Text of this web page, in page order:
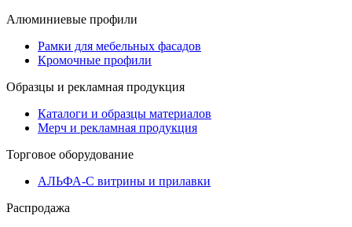
Алюминиевые профили
Рамки для мебельных фасадов
Кромочные профили
Образцы и рекламная продукция
Каталоги и образцы материалов
Мерч и рекламная продукция
Торговое оборудование
АЛЬФА-С витрины и прилавки
Распродажа